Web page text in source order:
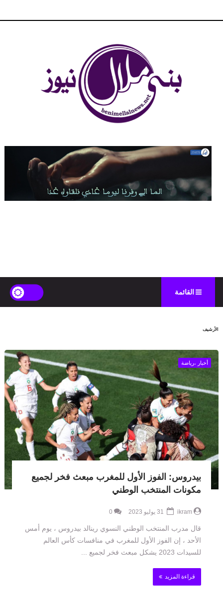
القائمة
الأرشيف
أخبار ،رياضة
بيدروس: الفوز الأول للمغرب مبعث فخر لجميع
مكونات المنتخب الوطني
ikram
0
قال مدرب المنتخب الوطني النسوي رينالد بيدروس ، يوم أمس
الأحد ، إن الفوز الأول للمغرب في منافسات كأس العالم
للسيدات 2023 يشكل مبعث فخر لجميع ...
قراءة المزيد